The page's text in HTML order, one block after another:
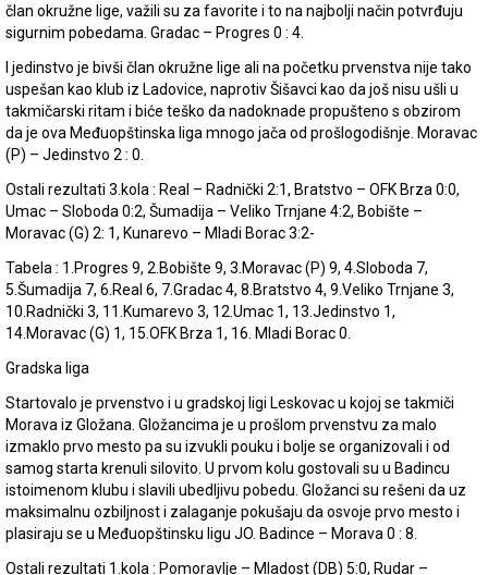
član okružne lige, važili su za favorite i to na najbolji način potvrđuju
sigurnim pobedama. Gradac – Progres 0 : 4.
I jedinstvo je bivši član okružne lige ali na početku prvenstva nije tako
uspešan kao klub iz Ladovice, naprotiv Šišavci kao da još nisu ušli u
takmičarski ritam i biće teško da nadoknade propušteno s obzirom
da je ova Međuopštinska liga mnogo jača od prošlogodišnje. Moravac
(P) – Jedinstvo 2 : 0.
Ostali rezultati 3.kola : Real – Radnički 2:1, Bratstvo – OFK Brza 0:0,
Umac – Sloboda 0:2, Šumadija – Veliko Trnjane 4:2, Bobište –
Moravac (G) 2: 1, Kunarevo – Mladi Borac 3:2-
Tabela : 1.Progres 9, 2.Bobište 9, 3.Moravac (P) 9, 4.Sloboda 7,
5.Šumadija 7, 6.Real 6, 7.Gradac 4, 8.Bratstvo 4, 9.Veliko Trnjane 3,
10.Radnički 3, 11.Kumarevo 3, 12.Umac 1, 13.Jedinstvo 1,
14.Moravac (G) 1, 15.OFK Brza 1, 16. Mladi Borac 0.
Gradska liga
Startovalo je prvenstvo i u gradskoj ligi Leskovac u kojoj se takmiči
Morava iz Gložana. Gložancima je u prošlom prvenstvu za malo
izmaklo prvo mesto pa su izvukli pouku i bolje se organizovali i od
samog starta krenuli silovito. U prvom kolu gostovali su u Badincu
istoimenom klubu i slavili ubedljivu pobedu. Gložanci su rešeni da uz
maksimalnu ozbiljnost i zalaganje pokušaju da osvoje prvo mesto i
plasiraju se u Međuopštinsku ligu JO. Badince – Morava 0 : 8.
Ostali rezultati 1.kola : Pomoravlje – Mladost (DB) 5:0, Rudar –